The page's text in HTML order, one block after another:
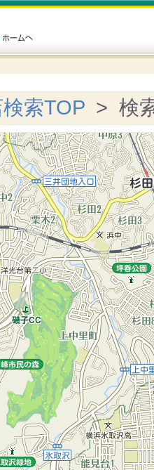
索TOP > 検